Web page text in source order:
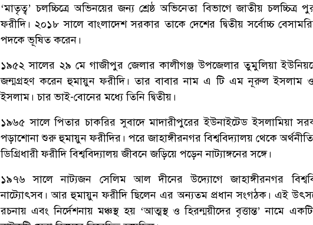
‘মাতৃত্ব’ চলচ্চিত্রে অভিনয়ের জন্য শ্রেষ্ঠ অভিনেতা বিভাগে জাতীয় চলচ্চিত্র
ফরীদি। ২০১৮ সালে বাংলাদেশ সরকার তাকে দেশের দ্বিতীয় সর্বোচ্চ
পদকে ভূষিত করেন।
১৯৫২ সালের ২৯ মে গাজীপুর জেলার কালীগঞ্জ উপজেলার তুমুলিয়া
জন্মগ্রহণ করেন হুমায়ুন ফরীদি। তার বাবার নাম এ টি এম নূরুল ইসলাম
ইসলাম। চার ভাই-বোনের মধ্যে তিনি দ্বিতীয়।
১৯৬৫ সালে পিতার চাকরির সুবাদে মাদারীপুরের ইউনাইটেড ইসলামিয়া
পড়াশোনা শুরু হুমায়ুন ফরীদির। পরে জাহাঙ্গীরনগর বিশ্ববিদ্যালয় থেকে
ডিগ্রিধারী ফরীদি বিশ্ববিদ্যালয় জীবনে জড়িয়ে পড়েন নাট্যাঙ্গনের সঙ্গে।
১৯৭৬ সালে নাট্যজন সেলিম আল দীনের উদ্যোগে জাহাঙ্গীরনগর
নাট্যোৎসব। আর হুমায়ুন ফরীদি ছিলেন এর অন্যতম প্রধান সংগঠক। এই
রচনায় এবং নির্দেশনায় মঞ্চস্থ হয় ‘আত্মস্থ ও হিরন্ময়ীদের বৃত্তান্ত’ নামে